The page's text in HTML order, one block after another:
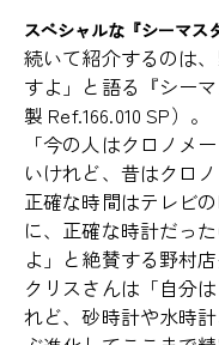
スペシャルな『シーマス
続いて紹介するのは
すよ」と語る『シー
製 Ref.166.010 SP）。
「今の人はクロノメ
いけれど、昔はクロ
正確な時間はテレビ
に、正確な時計だっ
よ」と絶賛する野村店
クリスさんは「自分
れど、砂時計や水時